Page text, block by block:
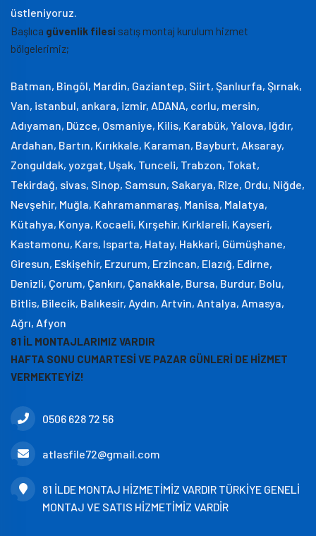
üstleniyoruz.
Başlıca güvenlik filesi satış montaj kurulum hizmet
bölgelerimiz;
Batman, Bingöl, Mardin, Gaziantep, Siirt, Şanlıurfa, Şırnak,
Van, istanbul, ankara, izmir, ADANA, corlu, mersin,
Adıyaman, Düzce, Osmaniye, Kilis, Karabük, Yalova, Iğdır,
Ardahan, Bartın, Kırıkkale, Karaman, Bayburt, Aksaray,
Zonguldak, yozgat, Uşak, Tunceli, Trabzon, Tokat,
Tekirdağ, sivas, Sinop, Samsun, Sakarya, Rize, Ordu, Niğde,
Nevşehir, Muğla, Kahramanmaraş, Manisa, Malatya,
Kütahya, Konya, Kocaeli, Kırşehir, Kırklareli, Kayseri,
Kastamonu, Kars, Isparta, Hatay, Hakkari, Gümüşhane,
Giresun, Eskişehir, Erzurum, Erzincan, Elazığ, Edirne,
Denizli, Çorum, Çankırı, Çanakkale, Bursa, Burdur, Bolu,
Bitlis, Bilecik, Balıkesir, Aydın, Artvin, Antalya, Amasya,
Ağrı, Afyon
81 İL MONTAJLARIMIZ VARDIR
HAFTA SONU CUMARTESİ VE PAZAR GÜNLERİ DE HİZMET
VERMEKTEYİZ!
0506 628 72 56
atlasfile72@gmail.com
81 İLDE MONTAJ HİZMETİMİZ VARDIR TÜRKİYE GENELİ
MONTAJ VE SATIS HİZMETİMİZ VARDİR